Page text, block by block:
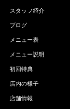
スタッフ紹介
ブログ
メニュー表
メニュー説明
初回特典
店内の様子
店舗情報